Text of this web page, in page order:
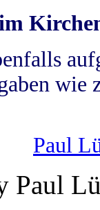
wie
Paul
Paul